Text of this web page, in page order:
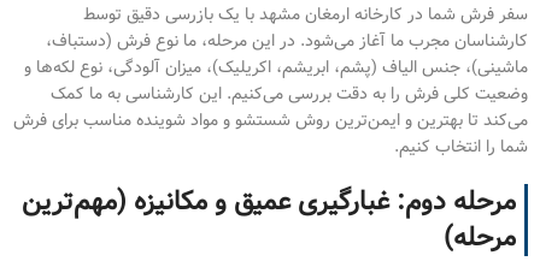
سفر فرش شما در کارخانه ارمغان مشهد با یک بازرسی دقیق توسط
کارشناسان مجرب ما آغاز می‌شود. در این مرحله، ما نوع فرش (دستباف،
ماشینی)، جنس الیاف (پشم، ابریشم، اکریلیک)، میزان آلودگی، نوع لکه‌ها و
وضعیت کلی فرش را به دقت بررسی می‌کنیم. این کارشناسی به ما کمک
می‌کند تا بهترین و ایمن‌ترین روش شستشو و مواد شوینده مناسب برای فرش
شما را انتخاب کنیم.
مرحله دوم: غبارگیری عمیق و مکانیزه (مهم‌ترین
مرحله)